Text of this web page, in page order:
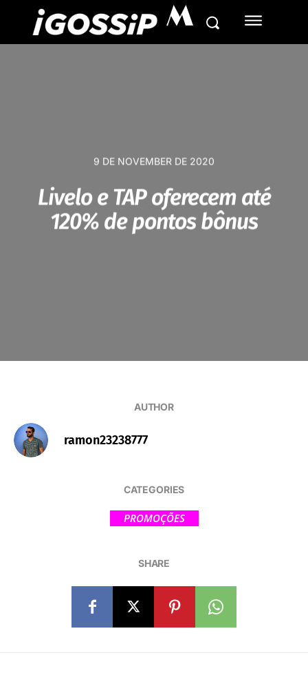
M
9 DE NOVEMBER DE 2020
Livelo e TAP oferecem até
120% de pontos bônus
AUTHOR
ramon23238777
CATEGORIES
PROMOÇÕES
SHARE